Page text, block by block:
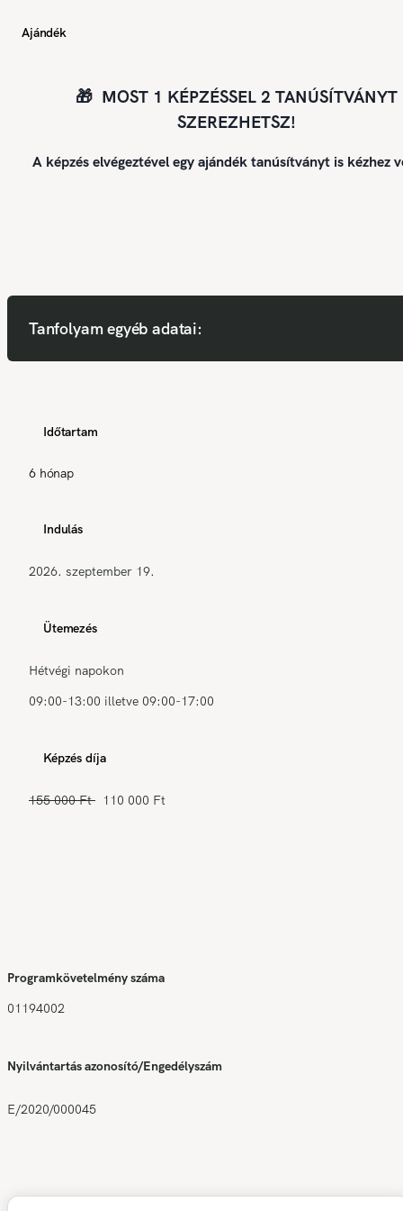
Ajándék
🎁 MOST 1 KÉPZÉSSEL 2 TANÚSÍTVÁNYT
SZEREZHETSZ!
A képzés elvégeztével egy ajándék tanúsítványt is kézhez
Tanfolyam egyéb adatai:
Időtartam
6 hónap
Indulás
2026. szeptember 19.
Ütemezés
Hétvégi napokon
09:00-13:00 illetve 09:00-17:00
Képzés díja
155 000 Ft 110 000 Ft
Programkövetelmény száma
01194002
Nyilvántartás azonosító/Engedélyszám
E/2020/000045